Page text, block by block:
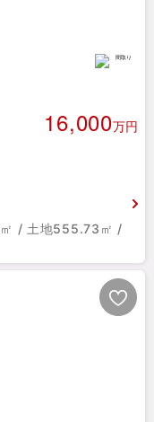
16,000万円
/ 土地555.73㎡ /